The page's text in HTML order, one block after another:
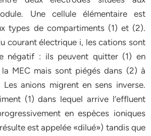
Une cellule élémentaire est
types de compartiments (1) et (2).
courant électrique i, les cations sont
négatif : ils peuvent quitter (1) en
MEC mais sont piégés dans (2) à
anions migrent en sens inverse.
(1) dans lequel arrive l’effluent
en espèces ioniques
est appelée «dilué») tandis que